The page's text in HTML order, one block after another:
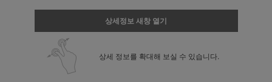
상세정보 새창 열기
상세 정보를 확대해 보실 수 있습니다.